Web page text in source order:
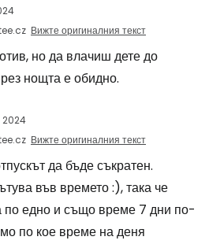
Вижте оригиналния текст
но да влачиш дете до
нощта е обидно.
2024
Вижте оригиналния текст
да бъде съкратен.
във времето :), така че
по едно и също време 7 дни по-
по кое време на деня